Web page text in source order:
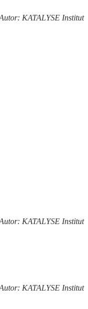
KATALYSE Institut
KATALYSE Institut
KATALYSE Institut